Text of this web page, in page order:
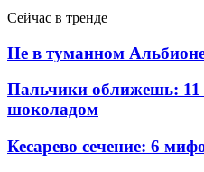
Сейчас в тренде
Не в туманном
Пальчики оближешь: 11
шоколадом
Кесарево сечение: 6